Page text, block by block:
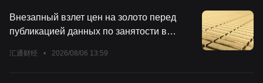
Внезапный взлет цен на золото перед
публикацией данных по занятости в
множество поверхностных причин, но
汇通财经 • 2026/08/06 13:59